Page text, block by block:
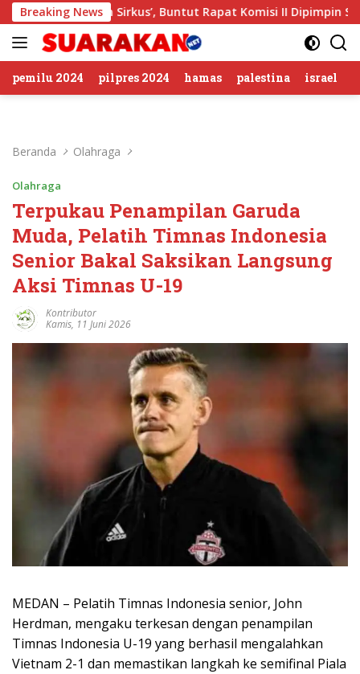
Langsung
ke
konten
Breaking NewsSirkus’, Buntut Rapat Komisi II Dipimpin Sufmi
pemilu 2024 pilpres 2024 hamas palestina israel
Beranda Olahraga
Olahraga
Terpukau Penampilan Garuda
Muda, Pelatih Timnas Indonesia
Senior Bakal Saksikan Langsung
Aksi Timnas U-19
Kontributor
Kamis, 11 Juni 2026
MEDAN – Pelatih Timnas Indonesia senior, John
Herdman, mengaku terkesan dengan penampilan
Timnas Indonesia U-19 yang berhasil mengalahkan
Vietnam 2-1 dan memastikan langkah ke semifinal Piala